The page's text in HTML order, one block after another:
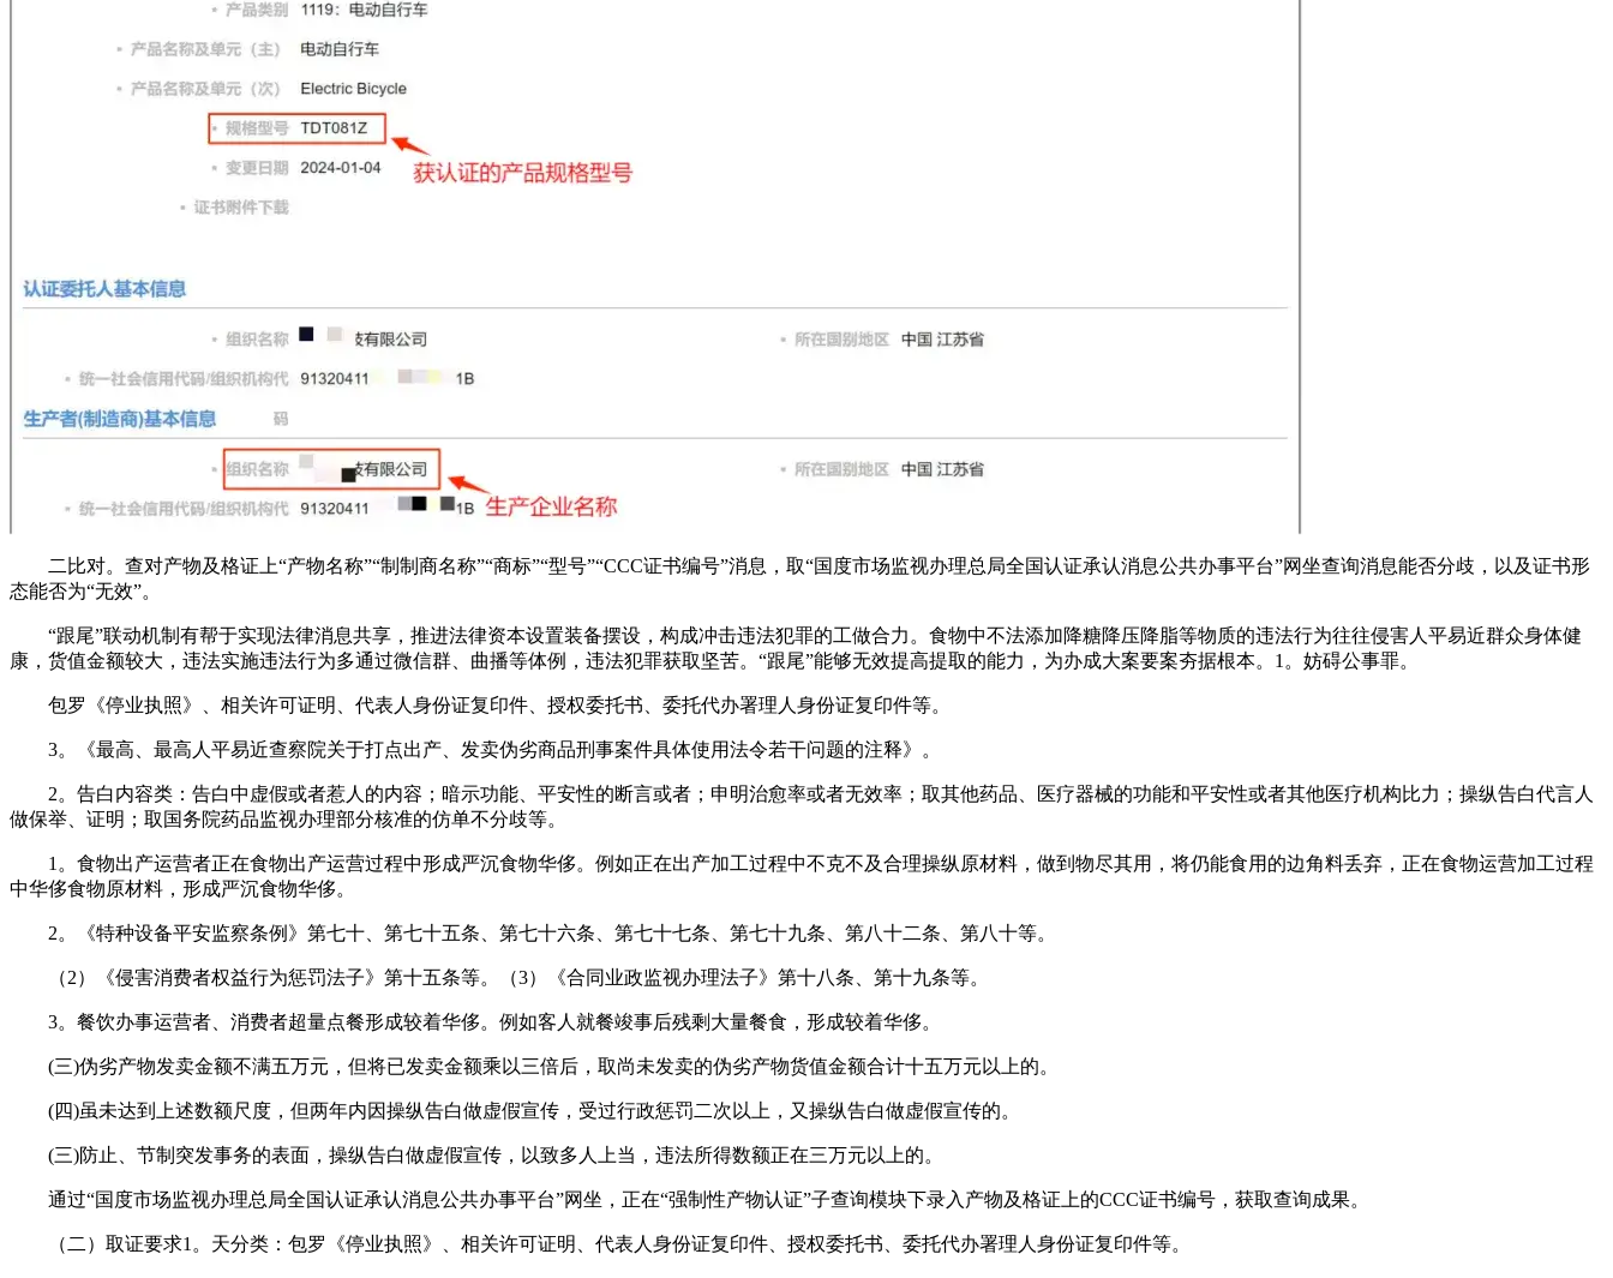
二比对。查对产物及格证上“产物名称”“制制商名称”“商标”“型号”“CCC证书编号”消息，取“国度市场监视办理总局全国认证承认消息公共办事平台”网坐查询消息能否分歧，以及证书形
态能否为“无效”。
“跟尾”联动机制有帮于实现法律消息共享，推进法律资本设置装备摆设，构成冲击违法犯罪的工做合力。食物中不法添加降糖降压降脂等物质的违法行为往往侵害人平易近群众身体健
康，货值金额较大，违法实施违法行为多通过微信群、曲播等体例，违法犯罪获取坚苦。“跟尾”能够无效提高提取的能力，为办成大案要案夯据根本。1。妨碍公事罪。
包罗《停业执照》、相关许可证明、代表人身份证复印件、授权委托书、委托代办署理人身份证复印件等。
3。《最高、最高人平易近查察院关于打点出产、发卖伪劣商品刑事案件具体使用法令若干问题的注释》。
2。告白内容类：告白中虚假或者惹人的内容；暗示功能、平安性的断言或者；申明治愈率或者无效率；取其他药品、医疗器械的功能和平安性或者其他医疗机构比力；操纵告白代言人
做保举、证明；取国务院药品监视办理部分核准的仿单不分歧等。
1。食物出产运营者正在食物出产运营过程中形成严沉食物华侈。例如正在出产加工过程中不克不及合理操纵原材料，做到物尽其用，将仍能食用的边角料丢弃，正在食物运营加工过程
中华侈食物原材料，形成严沉食物华侈。
2。《特种设备平安监察条例》第七十、第七十五条、第七十六条、第七十七条、第七十九条、第八十二条、第八十等。
（2）《侵害消费者权益行为惩罚法子》第十五条等。（3）《合同业政监视办理法子》第十八条、第十九条等。
3。餐饮办事运营者、消费者超量点餐形成较着华侈。例如客人就餐竣事后残剩大量餐食，形成较着华侈。
(三)伪劣产物发卖金额不满五万元，但将已发卖金额乘以三倍后，取尚未发卖的伪劣产物货值金额合计十五万元以上的。
(四)虽未达到上述数额尺度，但两年内因操纵告白做虚假宣传，受过行政惩罚二次以上，又操纵告白做虚假宣传的。
(三)防止、节制突发事务的表面，操纵告白做虚假宣传，以致多人上当，违法所得数额正在三万元以上的。
通过“国度市场监视办理总局全国认证承认消息公共办事平台”网坐，正在“强制性产物认证”子查询模块下录入产物及格证上的CCC证书编号，获取查询成果。
（二）取证要求1。天分类：包罗《停业执照》、相关许可证明、代表人身份证复印件、授权委托书、委托代办署理人身份证复印件等。